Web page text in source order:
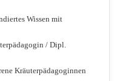
Wissen mit
/ Dipl.
Kräuterpädagoginnen